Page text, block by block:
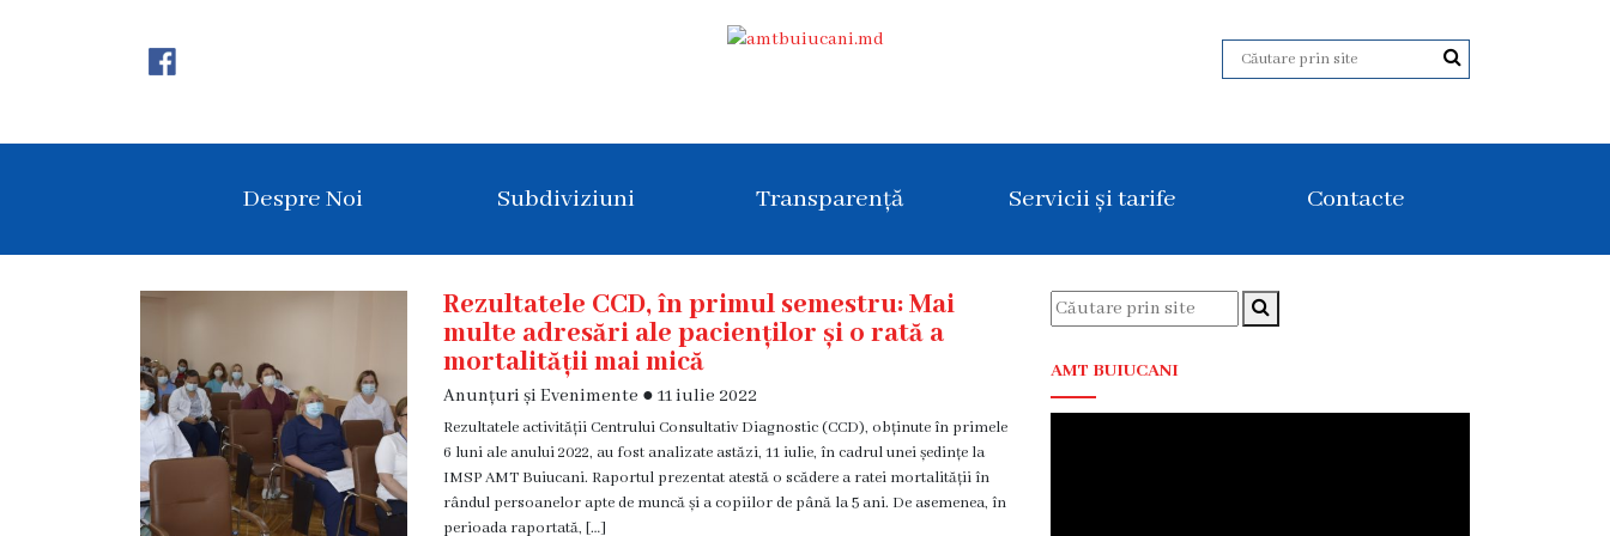
Acreditare
Organigrama
administrativă
Subdiviziuni
Consultativ
Despre Noi Subdiviziuni Transparență Servicii și tarife Contacte
Rezultatele CCD, în primul semestru: Mai
multe adresări ale pacienților și o rată a
mortalității mai mică
Anunțuri și Evenimente ●11 iulie 2022
Rezultatele activității Centrului Consultativ Diagnostic (CCD), obținute în primele
6 luni ale anului 2022, au fost analizate astăzi, 11 iulie, în cadrul unei ședințe la
IMSP AMT Buiucani. Raportul prezentat atestă o scădere a ratei mortalității în
rândul persoanelor apte de muncă și a copiilor de până la 5 ani. De asemenea, în
perioada raportată, […]
AMT BUIUCANI